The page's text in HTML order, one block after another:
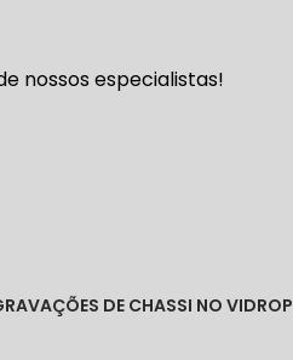
nossos especialistas!
GRAVAÇÕES DE CHASSI NO VIDRO